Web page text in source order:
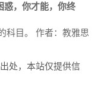
惑，你才能，你终
科目。 作者：教雅思
处，本站仅提供信